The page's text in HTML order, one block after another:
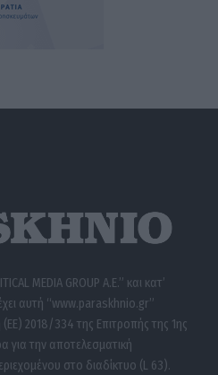
MEDIA GROUP A.E.” και κατ’
αυτή “www.paraskhnio.gr”
2018/334 της Επιτροπής της 1ης
για την αποτελεσματική
στο διαδίκτυο (L 63).